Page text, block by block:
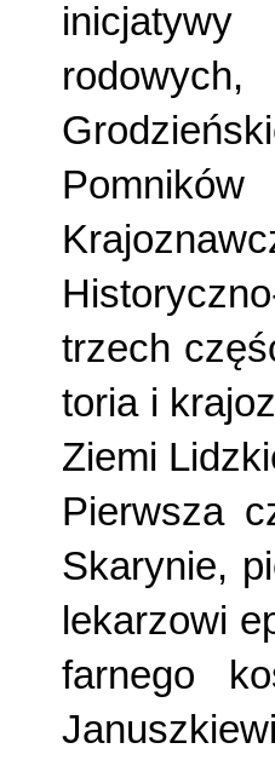
rodowych,
trzech
toria i
Ziemi
Pierwsza
Skarynie,
lekarzo­wi
farnego